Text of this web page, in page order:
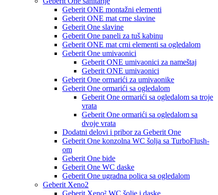
Geberit ONE montažni elementi
Geberit ONE mat crne slavine
Geberit One slavine
Geberit One paneli za tuš kabinu
Geberit ONE mat crni elementi sa ogledalom
Geberit One umivaonici
Geberit ONE umivaonici za nameštaj
Geberit ONE umivaonici
Geberit One ormarići za umivaonike
Geberit One ormarići sa ogledalom
Geberit One ormarići sa ogledalom sa troje
vrata
Geberit One ormarići sa ogledalom sa
dvoje vrata
Dodatni delovi i pribor za Geberit One
Geberit One konzolna WC šolja sa TurboFlush-
om
Geberit One bide
Geberit One WC daske
Geberit One ugradna polica sa ogledalom
Geberit Xeno2